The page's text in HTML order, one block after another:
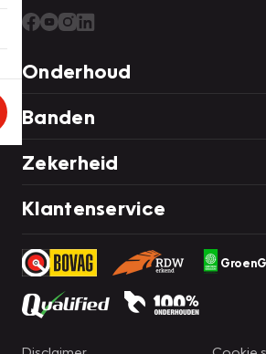
Onderhoud
Banden
Zekerheid
Klantenservice